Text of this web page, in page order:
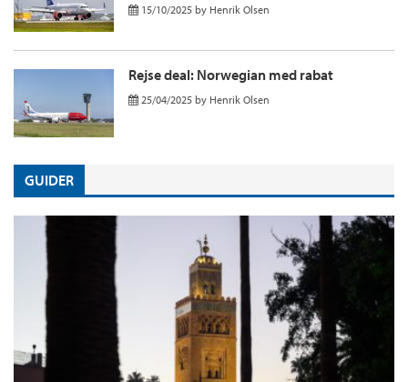
15/10/2025 by Henrik Olsen
Rejse deal: Norwegian med rabat
25/04/2025 by Henrik Olsen
GUIDER